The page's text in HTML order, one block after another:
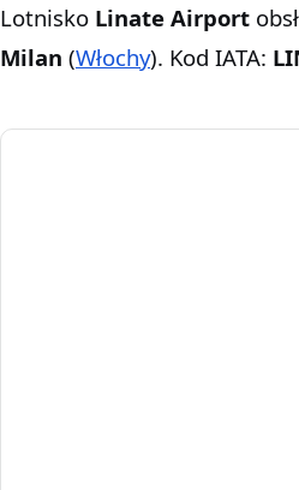
Lotnisko Linate Airport
Milan (Włochy). Kod IATA: